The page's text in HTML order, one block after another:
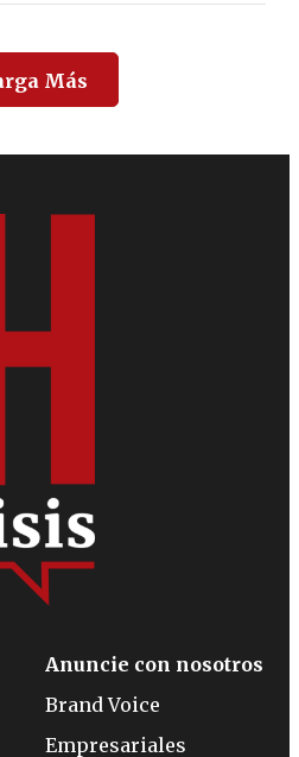
Más
Anuncie con nosotros
Brand Voice
Empresariales